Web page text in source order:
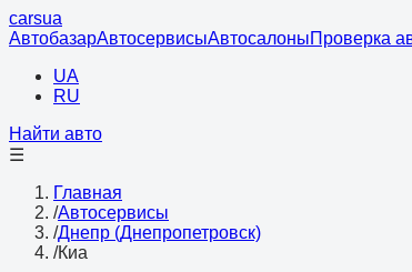
carsua
АвтобазарАвтосервисыАвтосалоныПроверка
UA
RU
Найти авто
☰
Главная
/Автосервисы
/Днепр (Днепропетровск)
/Киа